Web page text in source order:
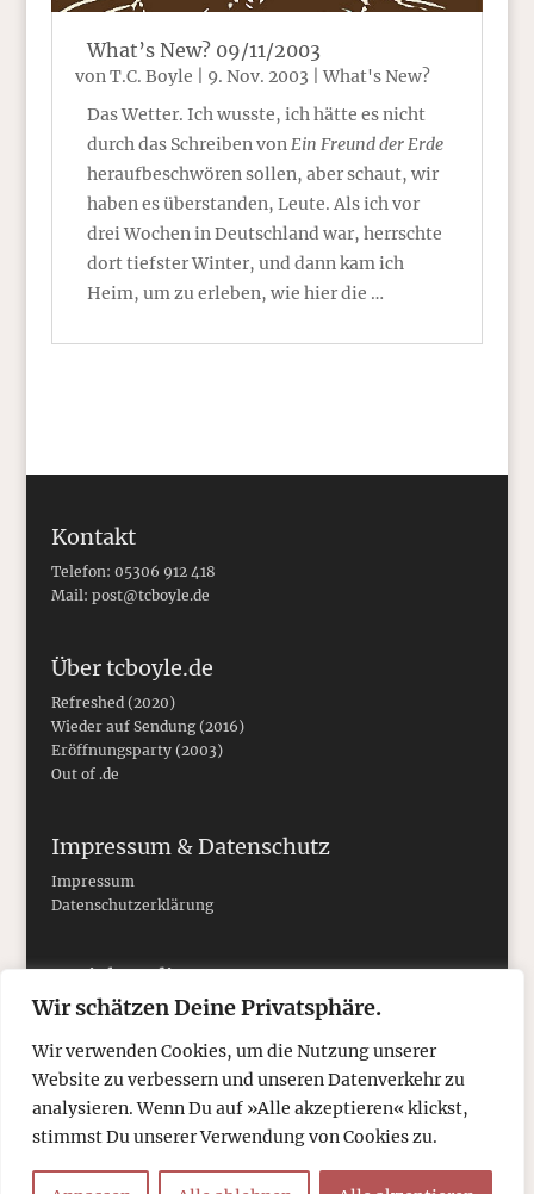
Wir schätzen Deine Privatsphäre.
Wir verwenden Cookies, um die Nutzung unserer
Website zu verbessern und unseren Datenverkehr zu
analysieren. Wenn Du auf »Alle akzeptieren« klickst,
stimmst Du unserer Verwendung von Cookies zu.
What’s New? 09/11/2003
vonT.C. Boyle 9. Nov. 2003 |What's New?
Das Wetter. Ich wusste, ich hätte es nicht
durch das Schreiben vonEin Freund der Erde
heraufbeschwören sollen, aber schaut, wir
haben es überstanden, Leute. Als ich vor
drei Wochen in Deutschland war, herrschte
dort tiefster Winter, und dann kam ich
Heim, um zu erleben, wie hier die …
Kontakt
Telefon: 05306 912 418
Mail: post@tcboyle.de
Über tcboyle.de
Refreshed (2020)
Wieder auf Sendung (2016)
Eröffnungsparty (2003)
Out of .de
Impressum & Datenschutz
Impressum
Datenschutzerklärung
Social Media